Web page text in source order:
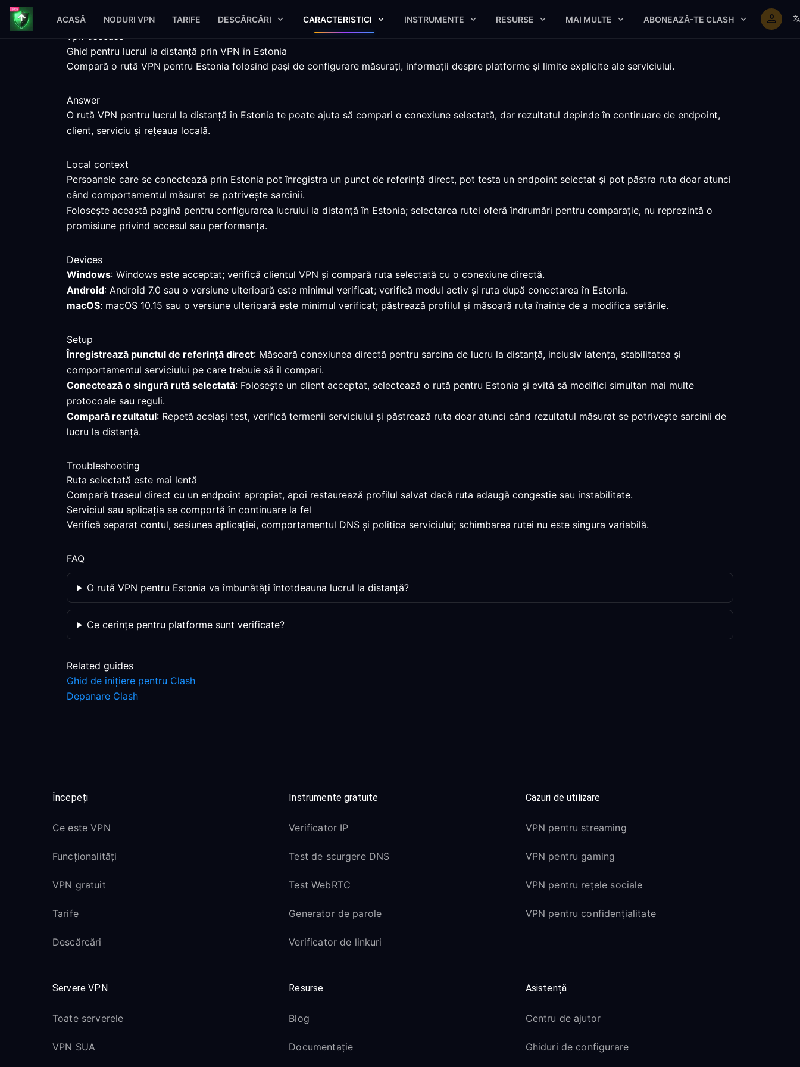
ACASĂ NODURI VPN TARIFE DESCĂRCĂRI CARACTERISTICI INSTRUMENTE RESURSE MAI MULTE ABONEAZĂ-TE CLASH
vpn-usecase
Ghid pentru lucrul la distanță prin VPN în Estonia
Compară o rută VPN pentru Estonia folosind pași de configurare măsurați, informații despre platforme și limite explicite ale serviciului.
Answer
O rută VPN pentru lucrul la distanță în Estonia te poate ajuta să compari o conexiune selectată, dar rezultatul depinde în continuare de endpoint,
client, serviciu și rețeaua locală.
Local context
Persoanele care se conectează prin Estonia pot înregistra un punct de referință direct, pot testa un endpoint selectat și pot păstra ruta doar atunci
când comportamentul măsurat se potrivește sarcinii.
Folosește această pagină pentru configurarea lucrului la distanță în Estonia; selectarea rutei oferă îndrumări pentru comparație, nu reprezintă o
promisiune privind accesul sau performanța.
Devices
Windows: Windows este acceptat; verifică clientul VPN și compară ruta selectată cu o conexiune directă.
Android: Android 7.0 sau o versiune ulterioară este minimul verificat; verifică modul activ și ruta după conectarea în Estonia.
macOS: macOS 10.15 sau o versiune ulterioară este minimul verificat; păstrează profilul și măsoară ruta înainte de a modifica setările.
Setup
Înregistrează punctul de referință direct: Măsoară conexiunea directă pentru sarcina de lucru la distanță, inclusiv latența, stabilitatea și
comportamentul serviciului pe care trebuie să îl compari.
Conectează o singură rută selectată: Folosește un client acceptat, selectează o rută pentru Estonia și evită să modifici simultan mai multe
protocoale sau reguli.
Compară rezultatul: Repetă același test, verifică termenii serviciului și păstrează ruta doar atunci când rezultatul măsurat se potrivește sarcinii de
lucru la distanță.
Troubleshooting
Ruta selectată este mai lentă
Compară traseul direct cu un endpoint apropiat, apoi restaurează profilul salvat dacă ruta adaugă congestie sau instabilitate.
Serviciul sau aplicația se comportă în continuare la fel
Verifică separat contul, sesiunea aplicației, comportamentul DNS și politica serviciului; schimbarea rutei nu este singura variabilă.
FAQ
O rută VPN pentru Estonia va îmbunătăți întotdeauna lucrul la distanță?
Ce cerințe pentru platforme sunt verificate?
Related guides
Ghid de inițiere pentru Clash
Depanare Clash
Începeți
Ce este VPN
Funcționalități
VPN gratuit
Tarife
Descărcări
Instrumente gratuite
Verificator IP
Test de scurgere DNS
Test WebRTC
Generator de parole
Verificator de linkuri
Cazuri de utilizare
VPN pentru streaming
VPN pentru gaming
VPN pentru rețele sociale
VPN pentru confidențialitate
Servere VPN
Toate serverele
VPN SUA
Resurse
Blog
Documentație
Asistență
Centru de ajutor
Ghiduri de configurare